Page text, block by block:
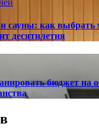
сауны: как выбрать
десятилетия
бюджет на